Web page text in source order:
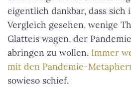
eigentlich dankbar, dass
Vergleich gesehen, wenige
Glatteis wagen, der
abringen zu wollen. Immer
mit den Pandemie-
sowieso schief.